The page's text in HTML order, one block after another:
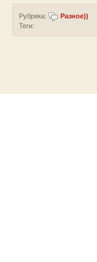
Рубрика:
Разное))
Теги: